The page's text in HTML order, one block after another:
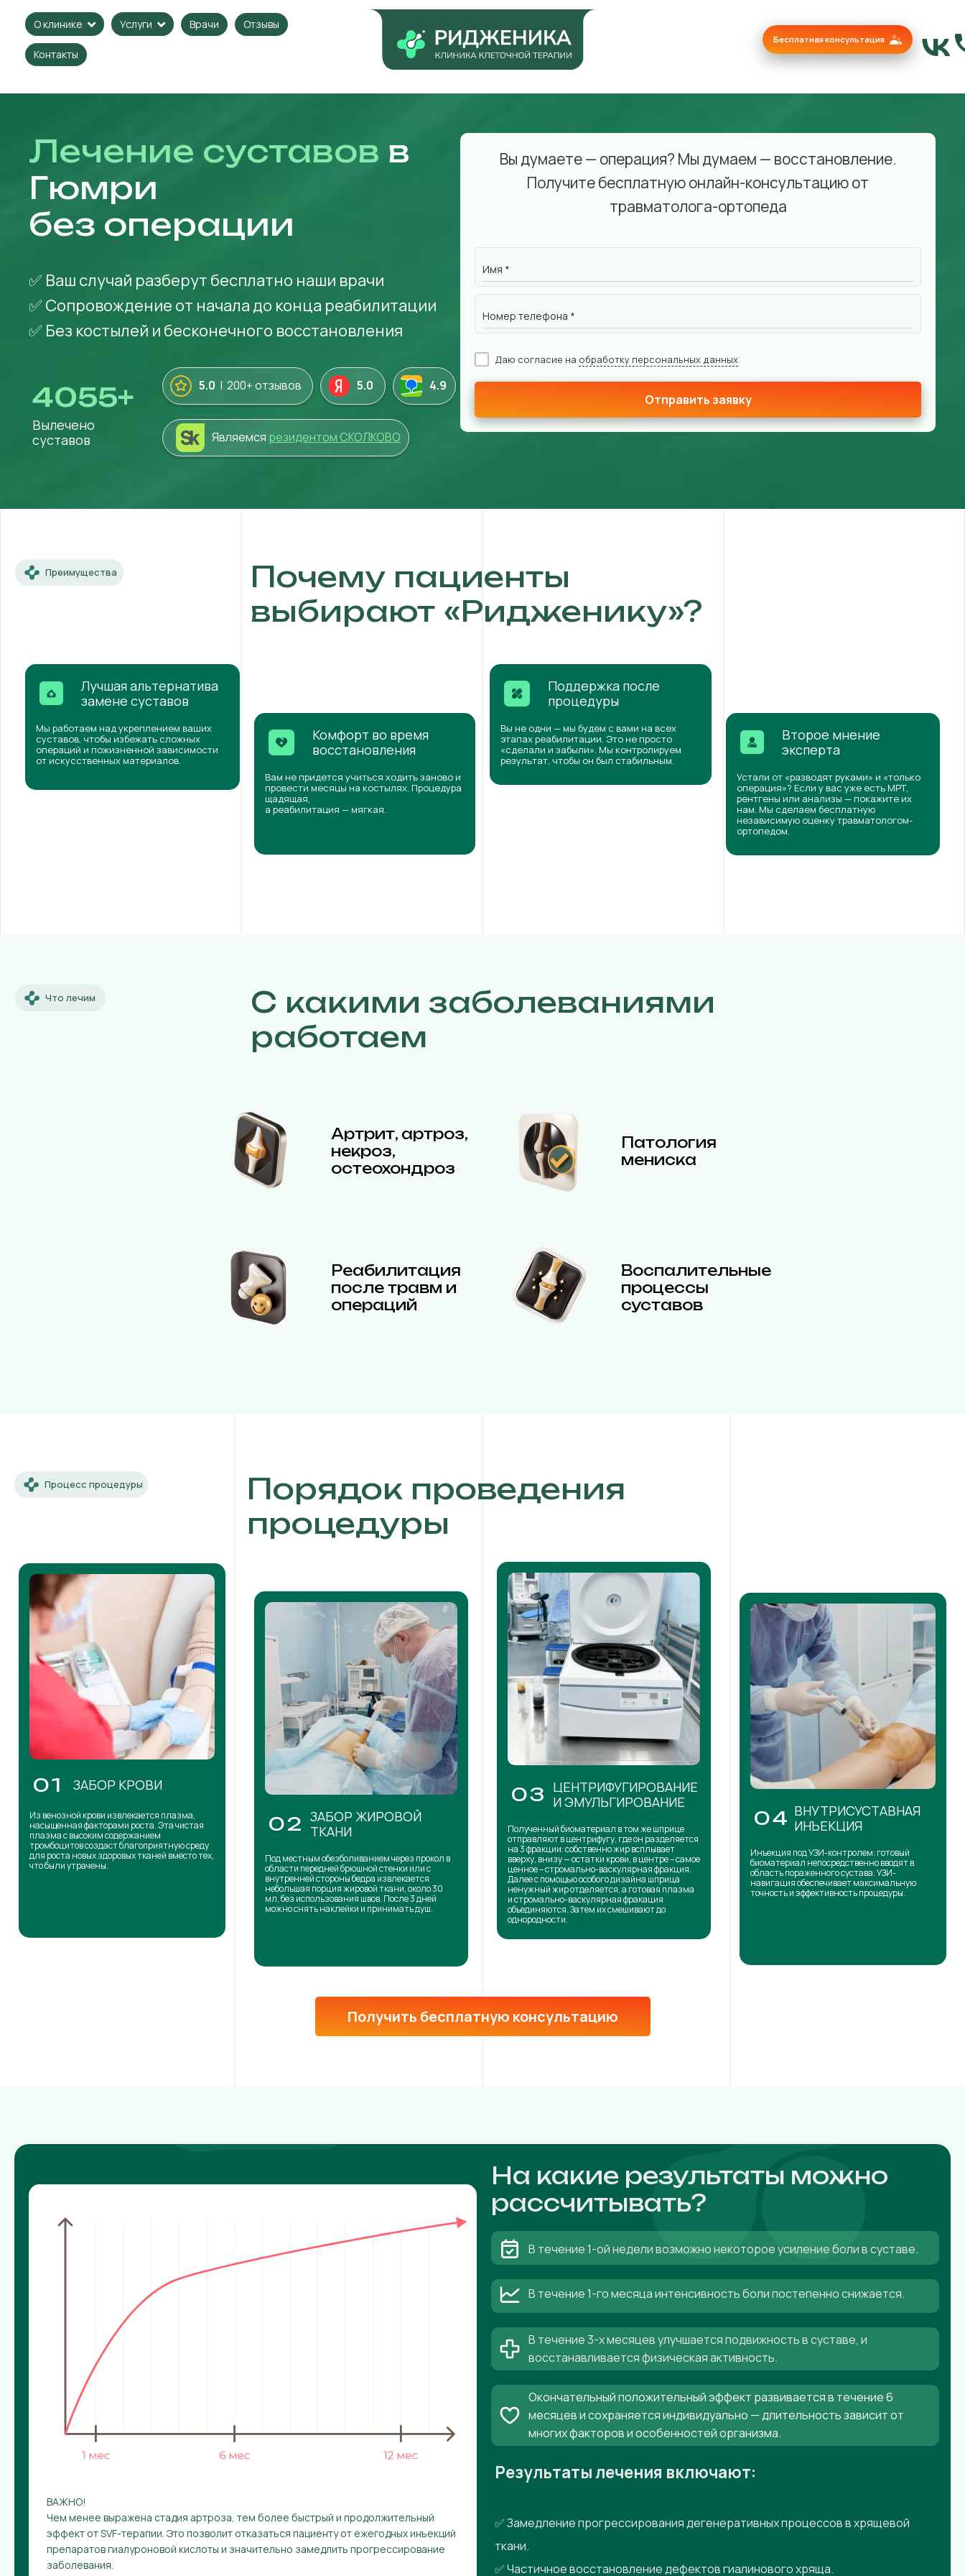
О клинике Услуги Врачи Отзывы
Контакты
Бесплатная консультация
Лечение суставов в
Гюмри
без операции
✅ Ваш случай разберут бесплатно наши врачи
✅ Сопровождение от начала до конца реабилитации
✅ Без костылей и бесконечного восстановления
4055+
Вылечено
суставов
5.0 | 200+ отзывов 5.0 4.9
Являемся резидентом СКОЛКОВО
Вы думаете — операция? Мы думаем — восстановление.
Получите бесплатную онлайн-консультацию от
травматолога-ортопеда
Имя *
Номер телефона *
Даю согласие на обработку персональных данных
Отправить заявку
Преимущества
Почему пациенты
выбирают «Ридженику»?
Лучшая альтернатива
замене суставов
Мы работаем над укреплением ваших
суставов, чтобы избежать сложных
операций и пожизненной зависимости
от искусственных материалов.
Комфорт во время
восстановления
Вам не придется учиться ходить заново и
провести месяцы на костылях. Процедура
щадящая,
а реабилитация — мягкая.
Поддержка после
процедуры
Вы не одни — мы будем с вами на всех
этапах реабилитации. Это не просто
«сделали и забыли». Мы контролируем
результат, чтобы он был стабильным.
Второе мнение
эксперта
Устали от «разводят руками» и «только
операция»? Если у вас уже есть МРТ,
рентгены или анализы — покажите их
нам. Мы сделаем бесплатную
независимую оценку травматологом-
ортопедом.
Что лечим
С какими заболеваниями
работаем
Артрит, артроз,
некроз,
остеохондроз
Реабилитация
после травм и
операций
Патология
мениска
Воспалительные
процессы
суставов
Процесс процедуры
Порядок проведения
процедуры
01 ЗАБОР КРОВИ
Из венозной крови извлекается плазма,
насыщенная факторами роста. Эта чистая
плазма с высоким содержанием
тромбоцитов создаст благоприятную среду
для роста новых здоровых тканей вместо тех,
что были утрачены.
02 ЗАБОР ЖИРОВОЙ
ТКАНИ
Под местным обезболиванием через прокол в
области передней брюшной стенки или с
внутренней стороны бедра извлекается
небольшая порция жировой ткани, около 30
мл, без использования швов. После 3 дней
можно снять наклейки и принимать душ.
03 ЦЕНТРИФУГИРОВАНИЕ
И ЭМУЛЬГИРОВАНИЕ
Полученный биоматериал в том же шприце
отправляют в центрифугу, где он разделяется
на 3 фракции: собственно жир всплывает
вверху, внизу — остатки крови, в центре – самое
ценное – стромально-васкулярная фракция.
Далее с помощью особого дизайна шприца
ненужный жир отделяется, а готовая плазма
и стромально-васкулярная фракация
объединяются. Затем их смешивают до
однородности.
04 ВНУТРИСУСТАВНАЯ
ИНЪЕКЦИЯ
Инъекция под УЗИ-контролем: готовый
биоматериал непосредственно вводят в
область пораженного сустава. УЗИ-
навигация обеспечивает максимальную
точность и эффективность процедуры.
Получить бесплатную консультацию
ВАЖНО!
Чем менее выражена стадия артроза, тем более быстрый и продолжительный
эффект от SVF-терапии. Это позволит отказаться пациенту от ежегодных инъекций
препаратов гиалуроновой кислоты и значительно замедлить прогрессирование
заболевания.
На какие результаты можно
рассчитывать?
В течение 1-ой недели возможно некоторое усиление боли в суставе.
В течение 1-го месяца интенсивность боли постепенно снижается.
В течение 3-х месяцев улучшается подвижность в суставе, и
восстанавливается физическая активность.
Окончательный положительный эффект развивается в течение 6
месяцев и сохраняется индивидуально — длительность зависит от
многих факторов и особенностей организма.
Результаты лечения включают:
✅ Замедление прогрессирования дегенеративных процессов в хрящевой
ткани.
✅ Частичное восстановление дефектов гиалинового хряща.